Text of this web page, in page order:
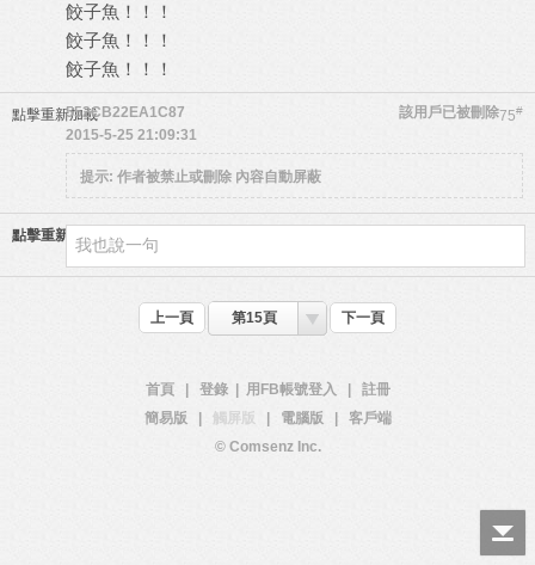
餃子魚！！！
餃子魚！！！
餃子魚！！！
點擊重新加載 75#
552CB22EA1C87
該用戶已被刪除
2015-5-25 21:09:31
提示: 作者被禁止或刪除 內容自動屏蔽
點擊重新加載
上一頁 第15頁 下一頁
首頁 登錄 用FB帳號登入
註冊
簡易版
觸屏版 電腦版
客戶端
© Comsenz Inc.